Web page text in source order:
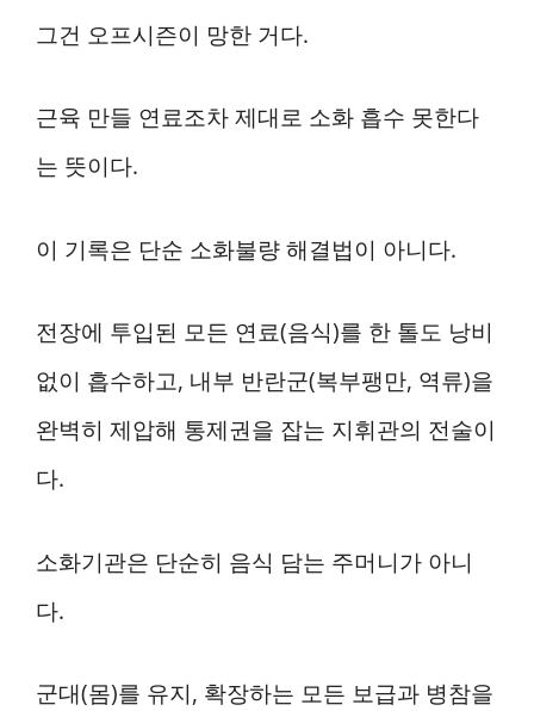
그건 오프시즌이 망한 거다.
근육 만들 연료조차 제대로 소화 흡수 못한다
는 뜻이다.
이 기록은 단순 소화불량 해결법이 아니다.
전장에 투입된 모든 연료(음식)를 한 톨도 낭비
없이 흡수하고, 내부 반란군(복부팽만, 역류)을
완벽히 제압해 통제권을 잡는 지휘관의 전술이
다.
소화기관은 단순히 음식 담는 주머니가 아니
다.
군대(몸)를 유지, 확장하는 모든 보급과 병참을